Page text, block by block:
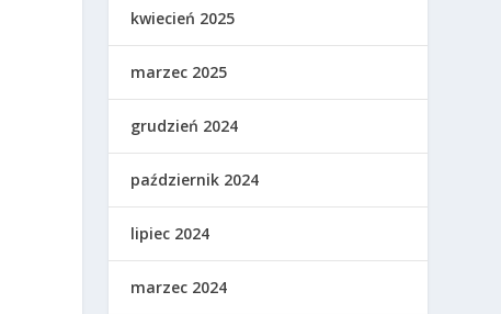
kwiecień 2025
marzec 2025
grudzień 2024
październik 2024
lipiec 2024
marzec 2024